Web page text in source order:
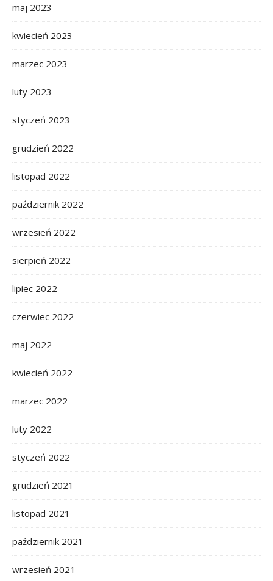
maj 2023
kwiecień 2023
marzec 2023
luty 2023
styczeń 2023
grudzień 2022
listopad 2022
październik 2022
wrzesień 2022
sierpień 2022
lipiec 2022
czerwiec 2022
maj 2022
kwiecień 2022
marzec 2022
luty 2022
styczeń 2022
grudzień 2021
listopad 2021
październik 2021
wrzesień 2021